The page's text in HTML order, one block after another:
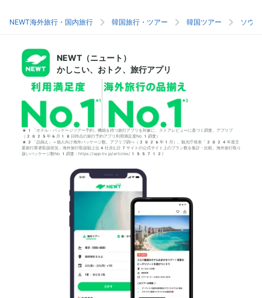
NEWT海外旅行・国内旅行 韓国旅行・ツアー 韓国ツアー ソウ
NEWT（ニュート）
かしこい、おトク、旅行アプリ
*1「ホテル・パッケージツアー予約」機能を持つ旅行アプリを対象に、ストアレビューに基づく調査。アプリブ
（2025年6月18日時点の旅行予約アプリ利用満足度No.1調査）
*2「品揃え」＝個人向け海外パッケージ数。アプリブ調べ（2026年1月）。観光庁発表「2024年度主
要旅行業者取扱状況」海外旅行取扱額上位4社含む計7サイトの公式サイト上のプラン数を集計・比較。海外旅行取り
扱いパッケージ数No.1調査：https://app-liv.jp/articles/155712/